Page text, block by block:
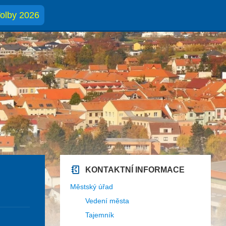
2026
KONTAKTNÍ INFORMACE
Městský úřad
Vedení města
Tajemník